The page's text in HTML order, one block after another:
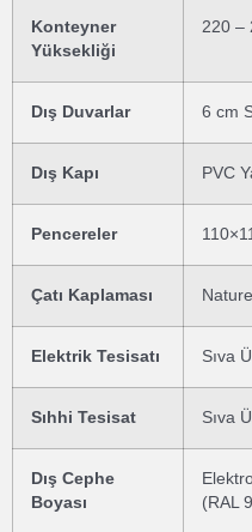
Konteyner
Yüksekliği
220 –
Dış Duvarlar 6 cm
Dış Kapı PVC
Pencereler
Çatı Kaplaması
Elektrik Tesisatı Sıva
Sıhhi Tesisat Sıva
Dış Cephe
Boyası
(RAL